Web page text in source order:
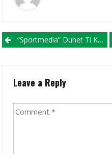
Post navigation
“Sportmedia” Duhet Ti Kërkoj Falje Shkëndijës Dhe Tifozëve Tetovar
Leave a Reply